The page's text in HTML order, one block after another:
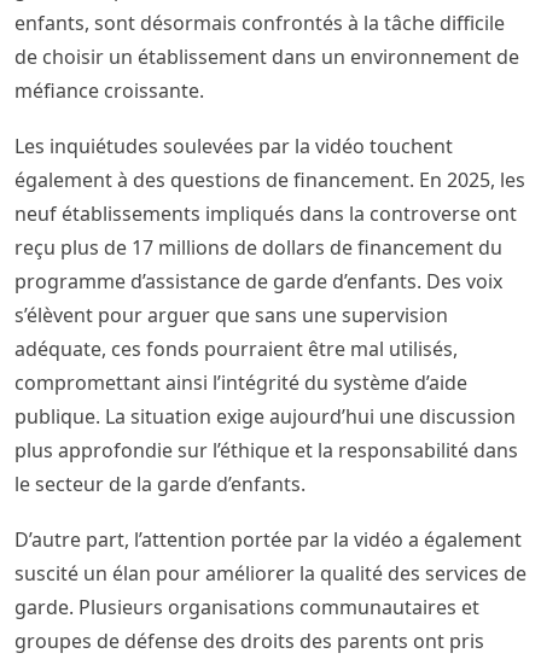
enfants, sont désormais confrontés à la tâche difficile
de choisir un établissement dans un environnement de
méfiance croissante.
Les inquiétudes soulevées par la vidéo touchent
également à des questions de financement. En 2025, les
neuf établissements impliqués dans la controverse ont
reçu plus de 17 millions de dollars de financement du
programme d’assistance de garde d’enfants. Des voix
s’élèvent pour arguer que sans une supervision
adéquate, ces fonds pourraient être mal utilisés,
compromettant ainsi l’intégrité du système d’aide
publique. La situation exige aujourd’hui une discussion
plus approfondie sur l’éthique et la responsabilité dans
le secteur de la garde d’enfants.
D’autre part, l’attention portée par la vidéo a également
suscité un élan pour améliorer la qualité des services de
garde. Plusieurs organisations communautaires et
groupes de défense des droits des parents ont pris